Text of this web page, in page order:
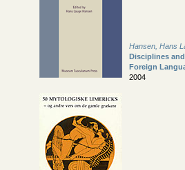
Hansen, Hans
Disciplines
Foreign
2004